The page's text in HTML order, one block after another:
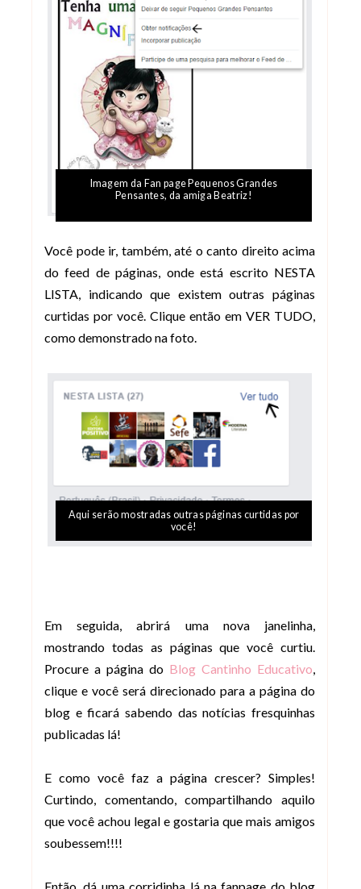
Imagem da Fan page Pequenos Grandes
Pensantes, da amiga Beatriz!
Você pode ir, também, até o canto direito acima
do feed de páginas, onde está escrito NESTA
LISTA, indicando que existem outras páginas
curtidas por você. Clique então em VER TUDO,
como demonstrado na foto.
Aqui serão mostradas outras páginas curtidas por
você!
Em seguida, abrirá uma nova janelinha,
mostrando todas as páginas que você curtiu.
Procure a página do Blog Cantinho Educativo
clique e você será direcionado para a página do
blog e ficará sabendo das notícias fresquinhas
publicadas lá!
E como você faz a página crescer? Simples!
Curtindo, comentando, compartilhando aquilo
que você achou legal e gostaria que mais amigos
soubessem!!!!
Então, dá uma corridinha lá na fanpage do blog